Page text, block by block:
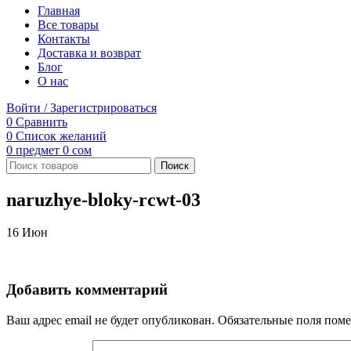
Главная
Все товары
Контакты
Доставка и возврат
Блог
О нас
Войти / Зарегистрироваться
0 Сравнить
0 Список желаний
0 предмет 0 сом
Поиск
naruzhye-bloky-rcwt-03
16 Июн
Добавить комментарий
Ваш адрес email не будет опубликован. Обязательные поля